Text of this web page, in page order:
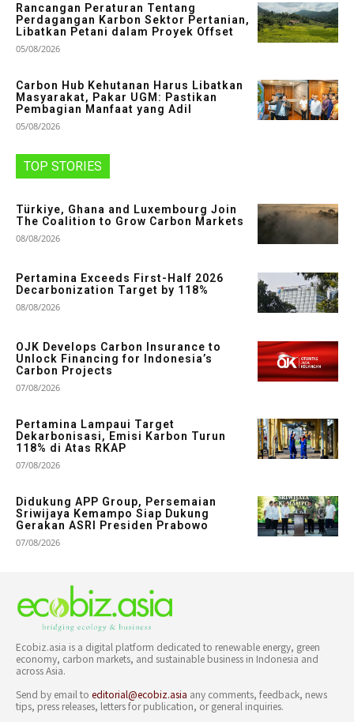
Rancangan Peraturan Tentang
Perdagangan Karbon Sektor Pertanian,
Libatkan Petani dalam Proyek Offset
05/08/2026
Carbon Hub Kehutanan Harus Libatkan
Masyarakat, Pakar UGM: Pastikan
Pembagian Manfaat yang Adil
05/08/2026
TOP STORIES
Türkiye, Ghana and Luxembourg Join
The Coalition to Grow Carbon Markets
08/08/2026
Pertamina Exceeds First-Half 2026
Decarbonization Target by 118%
08/08/2026
OJK Develops Carbon Insurance to
Unlock Financing for Indonesia’s
Carbon Projects
07/08/2026
Pertamina Lampaui Target
Dekarbonisasi, Emisi Karbon Turun
118% di Atas RKAP
07/08/2026
Didukung APP Group, Persemaian
Sriwijaya Kemampo Siap Dukung
Gerakan ASRI Presiden Prabowo
07/08/2026
Ecobiz.asia is a digital platform dedicated to renewable energy, green
economy, carbon markets, and sustainable business in Indonesia and
across Asia.
Send by email to editorial@ecobiz.asia any comments, feedback, news
tips, press releases, letters for publication, or general inquiries.